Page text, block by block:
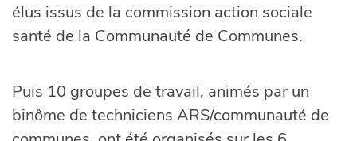
élus issus de la commission action sociale
santé de la Communauté de Communes.
Puis 10 groupes de travail, animés par un
binôme de techniciens ARS/communauté de